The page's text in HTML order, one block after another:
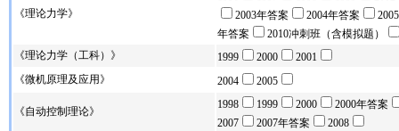
《理论力学》
2003年答案
2004年答案
年答案
2010冲刺班（含模拟题）
《理论力学（工科）》
1999 2000
2001
《微机原理及应用》
2004 2005
《自动控制理论》
1998 1999 2000
2000年答案
2007
2007年答案
2008